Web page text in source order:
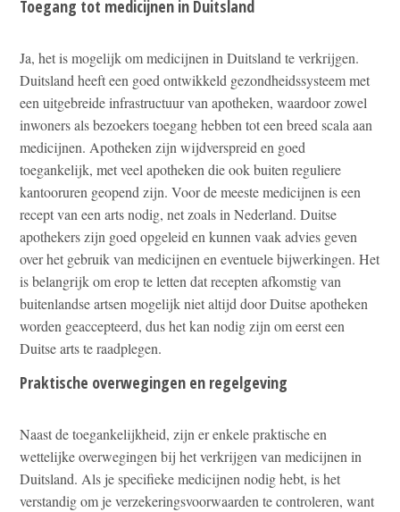
Toegang tot medicijnen in Duitsland
Ja, het is mogelijk om medicijnen in Duitsland te verkrijgen.
Duitsland heeft een goed ontwikkeld gezondheidssysteem met
een uitgebreide infrastructuur van apotheken, waardoor zowel
inwoners als bezoekers toegang hebben tot een breed scala aan
medicijnen. Apotheken zijn wijdverspreid en goed
toegankelijk, met veel apotheken die ook buiten reguliere
kantooruren geopend zijn. Voor de meeste medicijnen is een
recept van een arts nodig, net zoals in Nederland. Duitse
apothekers zijn goed opgeleid en kunnen vaak advies geven
over het gebruik van medicijnen en eventuele bijwerkingen. Het
is belangrijk om erop te letten dat recepten afkomstig van
buitenlandse artsen mogelijk niet altijd door Duitse apotheken
worden geaccepteerd, dus het kan nodig zijn om eerst een
Duitse arts te raadplegen.
Praktische overwegingen en regelgeving
Naast de toegankelijkheid, zijn er enkele praktische en
wettelijke overwegingen bij het verkrijgen van medicijnen in
Duitsland. Als je specifieke medicijnen nodig hebt, is het
verstandig om je verzekeringsvoorwaarden te controleren, want